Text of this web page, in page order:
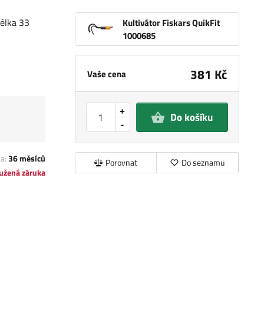
Kultivátor Fiskars QuikFit
1000685
Vaše cena 381 Kč
-
+ Do košíku
Porovnat Do seznamu
33
36 měsíců
záruka